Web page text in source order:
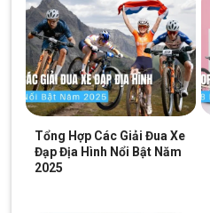
Tổng Hợp Các Giải Đua Xe
Đạp Địa Hình Nổi Bật Năm
2025